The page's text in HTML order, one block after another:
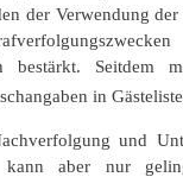
der Verwendung
bestärkt. Seitdem
in
und
kann aber nur